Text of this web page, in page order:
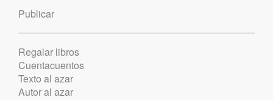
Publicar
Regalar libros
Cuentacuentos
Texto al azar
Autor al azar